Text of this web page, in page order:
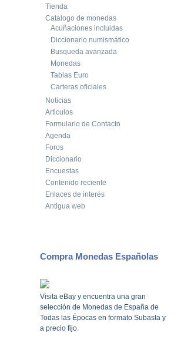
Tienda
Catalogo de monedas
Acuñaciones incluidas
Diccionario numismático
Busqueda avanzada
Monedas
Tablas Euro
Carteras oficiales
Noticias
Articulos
Formulario de Contacto
Agenda
Foros
Diccionario
Encuestas
Contenido reciente
Enlaces de interés
Antigua web
Compra Monedas Españolas
Visita eBay y encuentra una gran
selección de Monedas de España de
Todas las Épocas en formato Subasta y
a precio fijo.